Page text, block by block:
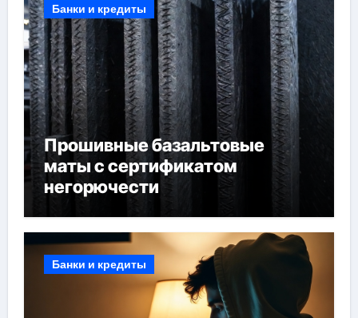
Банки и кредиты
Прошивные базальтовые
маты с сертификатом
негорючести
Банки и кредиты